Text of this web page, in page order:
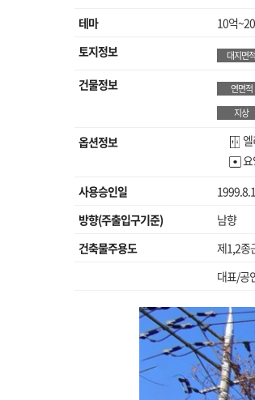
테마 10억
토지정보
대지면적
건물정보
연면적
지상
옵션정보
사용승인일
방향(주출입구기준)
남향
건축물주용도
제1,2종
대표/공